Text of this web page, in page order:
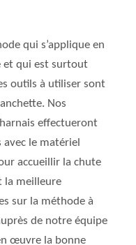
qui s’applique en
et qui est surtout
outils à utiliser sont
Nos
effectueront
avec le matériel
accueillir la chute
la meilleure
sur la méthode à
de notre équipe
œuvre la bonne